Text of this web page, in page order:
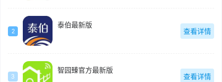
2
泰伯最新版
查看详情
3
智园臻官方最新版
查看详情